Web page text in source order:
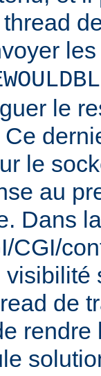
le
le
au
Dans
CGI/
de